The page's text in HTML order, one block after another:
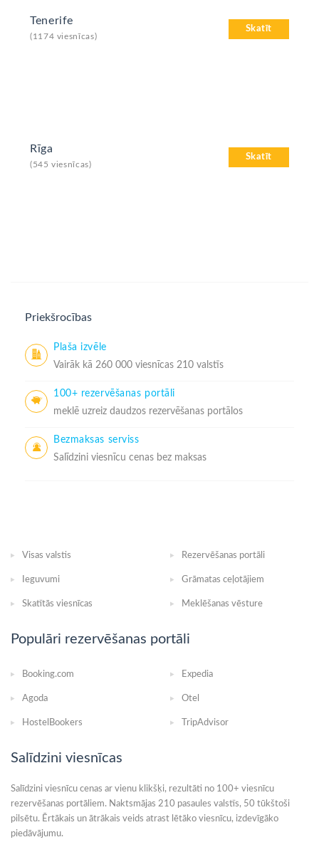
Skatīt
Tenerife
(1174 viesnīcas)
Skatīt
Rīga
(545 viesnīcas)
Priekšrocības
Plaša izvēle
Vairāk kā 260 000 viesnīcas 210 valstīs
100+ rezervēšanas portāli
meklē uzreiz daudzos rezervēšanas portālos
Bezmaksas serviss
Salīdzini viesnīcu cenas bez maksas
Visas valstis Rezervēšanas portāli
Ieguvumi Grāmatas ceļotājiem
Skatītās viesnīcas Meklēšanas vēsture
Populāri rezervēšanas portāli
Booking.com Expedia
Agoda Otel
HostelBookers TripAdvisor
Salīdzini viesnīcas
Salīdzini viesnīcu cenas ar vienu klikšķi, rezultāti no 100+ viesnīcu
rezervēšanas portāliem. Naktsmājas 210 pasaules valstīs, 50 tūkštoši
pilsētu. Ērtākais un ātrākais veids atrast lētāko viesnīcu, izdevīgāko
piedāvājumu.